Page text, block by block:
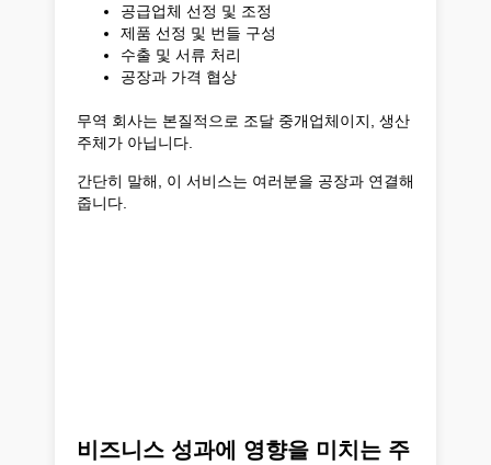
공급업체 선정 및 조정
제품 선정 및 번들 구성
수출 및 서류 처리
공장과 가격 협상
무역 회사는 본질적으로 조달 중개업체이지, 생산
주체가 아닙니다.
간단히 말해, 이 서비스는 여러분을 공장과 연결해
줍니다.
비즈니스 성과에 영향을 미치는 주